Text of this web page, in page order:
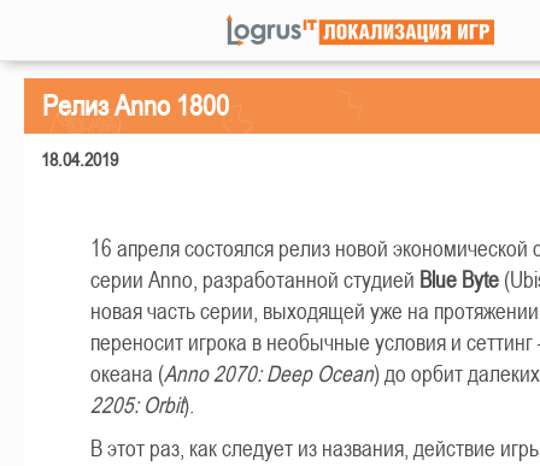
Релиз Anno 1800
18.04.2019
16 апреля состоялся релиз новой экономической
серии Anno, разработанной студией Blue Byte
новая часть серии, выходящей уже на
переносит игрока в необычные условия и
океана (Anno 2070: Deep Ocean) до орбит
2205: Orbit).
В этот раз, как следует из названия, действие